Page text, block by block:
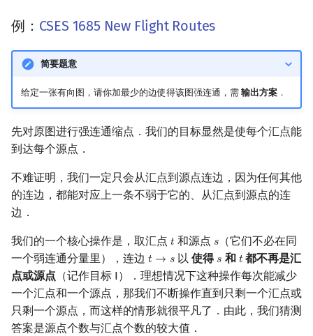
例： CSES 1685 New Flight Routes
简要题意
给定一张有向图，请你加最少的边使得该图强连通，需 输出方案．
先对原图进行强连通缩点．我们的目标显然是使每个汇点能
到达每个源点．
不难证明，我们一定只会从汇点到源点连边，因为任何其他
的连边，都能对应上一条不弱于它的、从汇点到源点的连
边．
我们的一个核心操作是，取汇点 𝑡
t 和源点 𝑠
s （它们不必在同
一个弱连通分量里），连边 𝑡 → 𝑠
t →s 以使得 𝑠
s 和 𝑡
t 都不再是汇
点或源点 （记作目标 I）．理想情况下这种操作每次能减少
一个汇点和一个源点，那我们不断操作直到只剩一个汇点或
只剩一个源点，而这样的情形就很平凡了．由此，我们猜测
答案是源点个数与汇点个数的较大值．